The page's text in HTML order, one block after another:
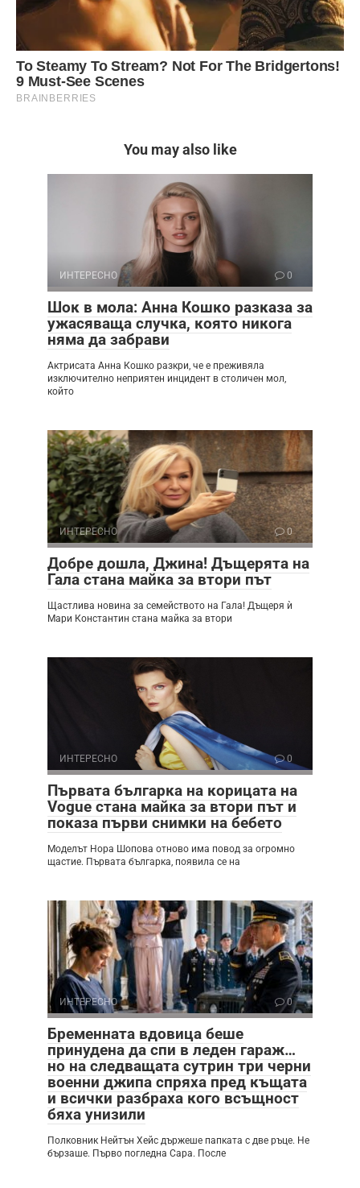
You may also like
ИНТЕРЕСНО 0
Шок в мола: Анна Кошко разказа за
ужасяваща случка, която никога
няма да забрави
Актрисата Анна Кошко разкри, че е преживяла
изключително неприятен инцидент в столичен мол,
който
ИНТЕРЕСНО 0
Добре дошла, Джина! Дъщерята на
Гала стана майка за втори път
Щастлива новина за семейството на Гала! Дъщеря ѝ
Мари Константин стана майка за втори
ИНТЕРЕСНО 0
Първата българка на корицата на
Vogue стана майка за втори път и
показа първи снимки на бебето
Моделът Нора Шопова отново има повод за огромно
щастие. Първата българка, появила се на
ИНТЕРЕСНО 0
Бременната вдовица беше
принудена да спи в леден гараж…
но на следващата сутрин три черни
военни джипа спряха пред къщата
и всички разбраха кого всъщност
бяха унизили
Полковник Нейтън Хейс държеше папката с две ръце. Не
бързаше. Първо погледна Сара. После